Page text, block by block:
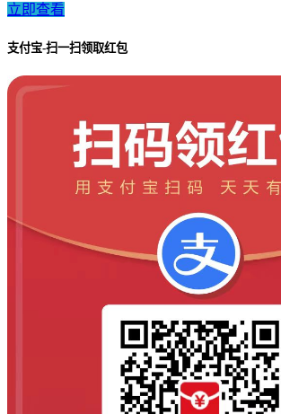
立即查看
支付宝-扫一扫领取红包